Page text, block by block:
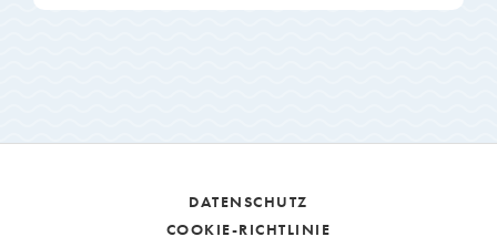
DATENSCHUTZ
COOKIE-RICHTLINIE